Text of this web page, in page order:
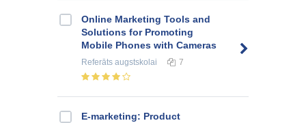
Online Marketing Tools and
Solutions for Promoting
Mobile Phones with Cameras
Referāts augstskolai 7
E-marketing: Product